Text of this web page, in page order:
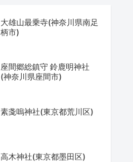
大雄山最乗寺(神奈川県南足
柄市)
座間郷総鎮守 鈴鹿明神社
(神奈川県座間市)
素戔嗚神社(東京都荒川区)
高木神社(東京都墨田区)